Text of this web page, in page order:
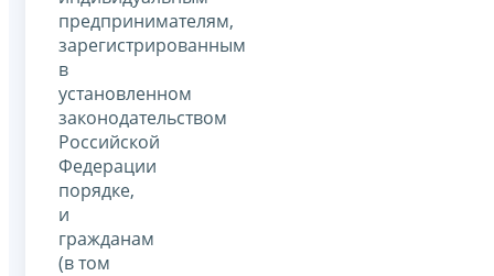
предпринимателям,
зарегистрированным
в
установленном
законодательством
Российской
Федерации
порядке,
и
гражданам
(в том